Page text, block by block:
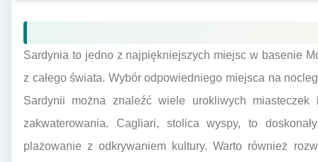
Sardynia to jedno z najpiękniejszych miejsc w basenie
z całego świata. Wybór odpowiedniego miejsca na
Sardynii można znaleźć wiele urokliwych
zakwaterowania. Cagliari, stolica wyspy, to
plażowanie z odkrywaniem kultury. Warto również